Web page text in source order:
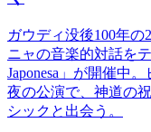
ガウディ没後100年
ニャの音楽的対話を
Japonesa」が開催中
夜の公演で、神道の
シックと出会う。